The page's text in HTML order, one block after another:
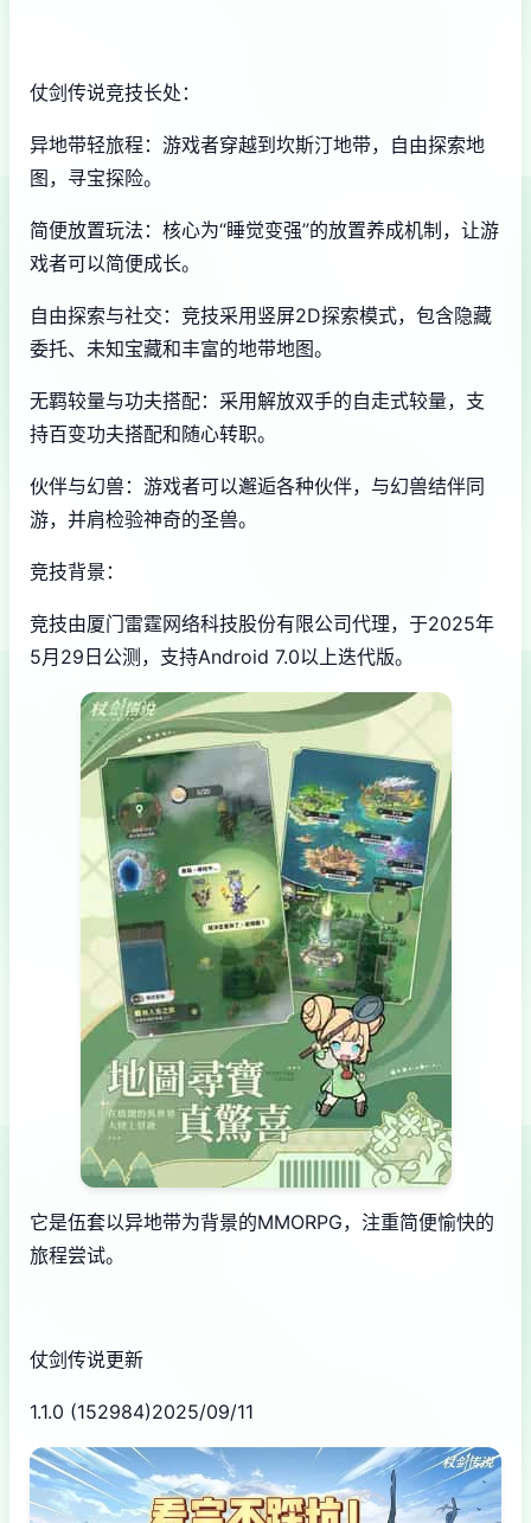
仗剑传说竞技长处：
异地带轻旅程：游戏者穿越到坎斯汀地带，自由探索地
图，寻宝探险。
简便放置玩法：核心为“睡觉变强”的放置养成机制，让游
戏者可以简便成长。
自由探索与社交：竞技采用竖屏2D探索模式，包含隐藏
委托、未知宝藏和丰富的地带地图。
无羁较量与功夫搭配：采用解放双手的自走式较量，支
持百变功夫搭配和随心转职。
伙伴与幻兽：游戏者可以邂逅各种伙伴，与幻兽结伴同
游，并肩检验神奇的圣兽。
竞技背景：
竞技由厦门雷霆网络科技股份有限公司代理，于2025年
5月29日公测，支持Android 7.0以上迭代版。
它是伍套以异地带为背景的MMORPG，注重简便愉快的
旅程尝试。
仗剑传说更新
1.1.0 (152984)2025/09/11